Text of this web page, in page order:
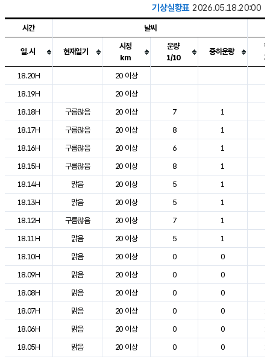
기상실황표 2026.05.18.20:00
도시별 기상실황표로 지점, 날씨, 기온, 강수, 바람, 기압등을 안내한 표입
시간 날씨
일.시 현재일기
시정
km
운량
1/10
중하운량
18.20H
20 이상
18.19H
20 이상
18.18H
구름많음 20 이상 7 1
18.17H
구름많음 20 이상 8 1
18.16H
구름많음 20 이상 6 1
18.15H
구름많음 20 이상 8 1
18.14H
맑음 20 이상 5 1
18.13H
맑음 20 이상 5 1
18.12H
구름많음 20 이상 7 1
18.11H
맑음 20 이상 5 1
18.10H
맑음 20 이상 0 0
18.09H
맑음 20 이상 0 0
18.08H
맑음 20 이상 0 0
18.07H
맑음 20 이상 0 0
18.06H
맑음 20 이상 0 0
18.05H
맑음 20 이상 0 0